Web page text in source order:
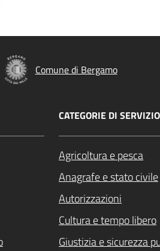
Comune di Bergamo
CATEGORIE DI SERVIZIO
Agricoltura e pesca
Anagrafe e stato civile
Autorizzazioni
Cultura e tempo libero
Giustizia e sicurezza